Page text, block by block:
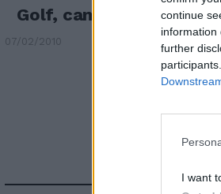
continue
information
further
I want
Golf, campo a Tor
07/02/2010